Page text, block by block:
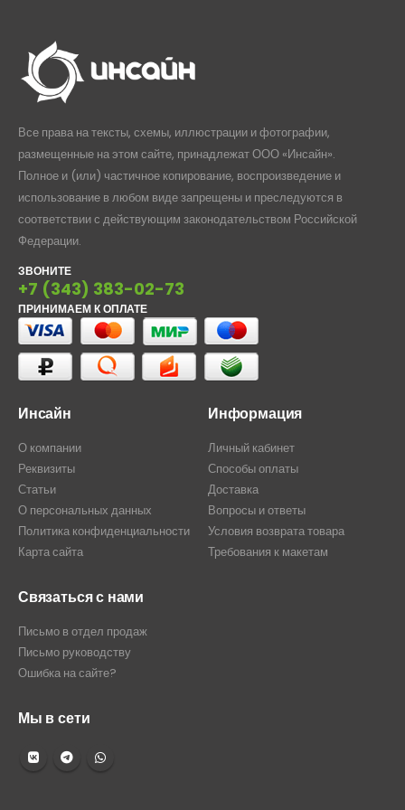
Все права на тексты, схемы, иллюстрации и фотографии,
размещенные на этом сайте, принадлежат ООО «Инсайн».
Полное и (или) частичное копирование, воспроизведение и
использование в любом виде запрещены и преследуются в
соответствии с действующим законодательством Российской
Федерации.
ЗВОНИТЕ
+7 (343) 383-02-73
ПРИНИМАЕМ К ОПЛАТЕ
Инсайн
О компании
Реквизиты
Статьи
О персональных данных
Политика конфиденциальности
Карта сайта
Информация
Личный кабинет
Способы оплаты
Доставка
Вопросы и ответы
Условия возврата товара
Требования к макетам
Связаться с нами
Письмо в отдел продаж
Письмо руководству
Ошибка на сайте?
Мы в сети